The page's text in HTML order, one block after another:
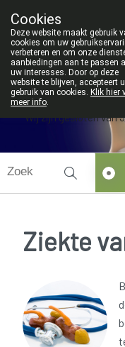
09
Wij zijn gesloten van
Ziekte
Cookies
Deze website maakt gebruik
cookies om uw
verbeteren en om onze
aanbiedingen aan te passen
uw interesses. Door op deze
website te blijven, accepteert
gebruik van cookies. Klik hier
meer info.